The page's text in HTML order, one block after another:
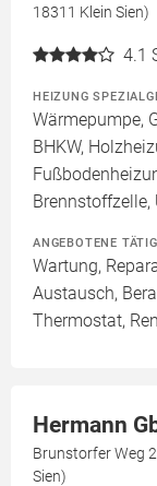
18311 Klein Sien)
4.1
HEIZUNG
Wärmepumpe,
BHKW,
ANGEBOTENE
Wartung,
Austausch,
Thermostat,
Hermann
Brunstorfer Weg
Sien)